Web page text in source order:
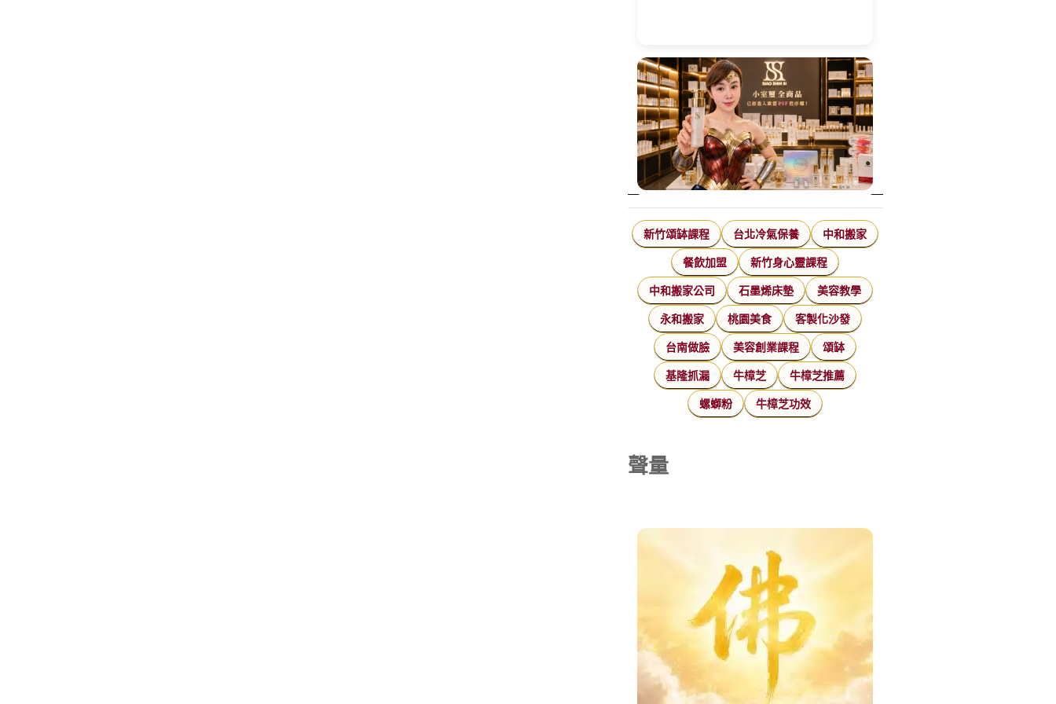
新竹頌缽課程 台北冷氣保養 中和搬家
餐飲加盟 新竹身心靈課程
中和搬家公司 石墨烯床墊 美容教學
永和搬家 桃園美食 客製化沙發
台南做臉 美容創業課程 頌缽
基隆抓漏 牛樟芝 牛樟芝推薦
螺螄粉 牛樟芝功效
聲量